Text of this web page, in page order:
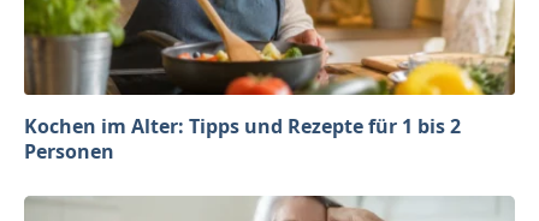
Kochen im Alter: Tipps und Rezepte für 1 bis 2
Personen